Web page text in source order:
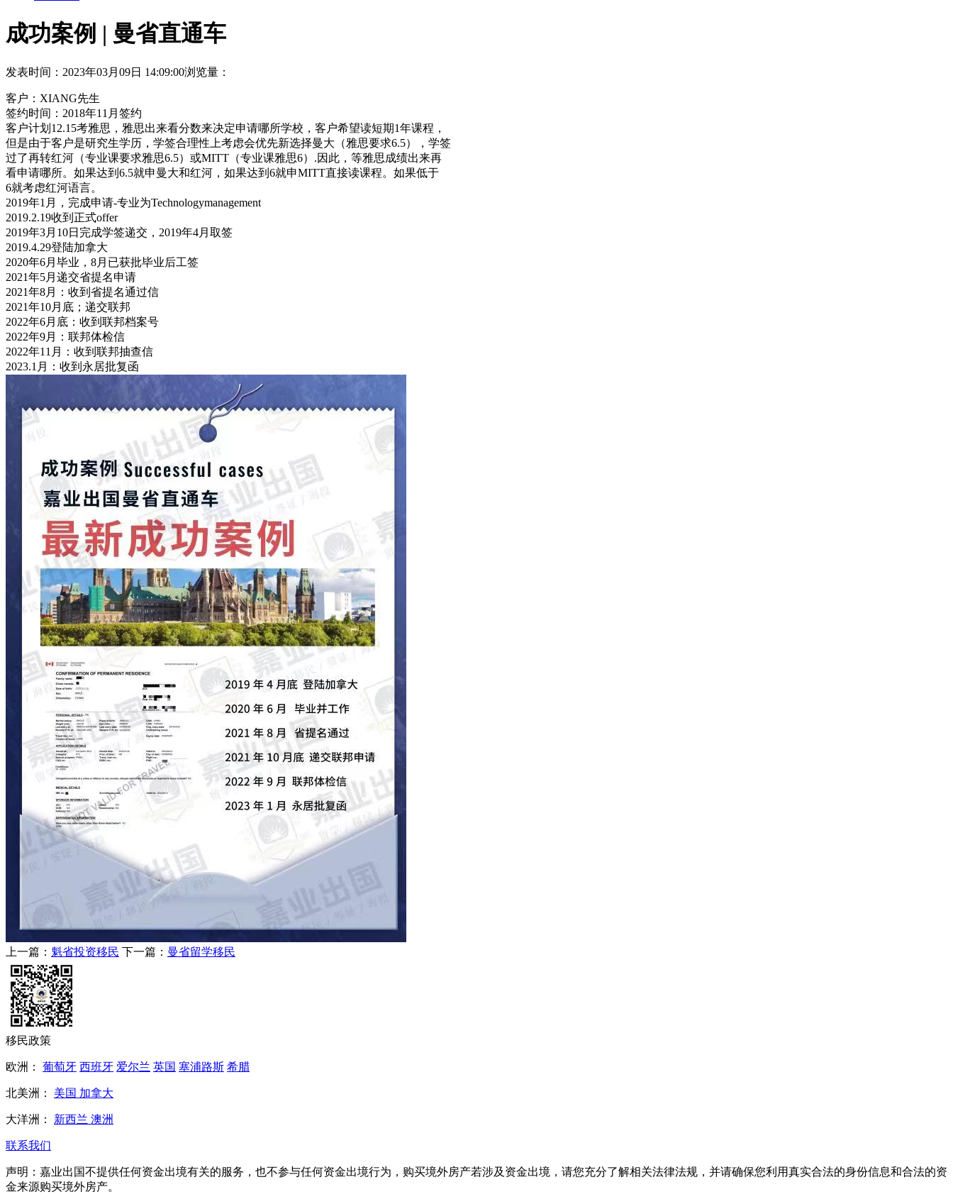
成功案例 | 曼省直通车
发表时间：2023年03月09日 14:09:00浏览量：
客户：XIANG先生
签约时间：2018年11月签约
客户计划12.15考雅思，雅思出来看分数来决定申请哪所学校，客户希望读短期1年课程，
但是由于客户是研究生学历，学签合理性上考虑会优先新选择曼大（雅思要求6.5），学签
过了再转红河（专业课要求雅思6.5）或MITT（专业课雅思6）.因此，等雅思成绩出来再
看申请哪所。如果达到6.5就申曼大和红河，如果达到6就申MITT直接读课程。如果低于
6就考虑红河语言。
2019年1月，完成申请-专业为Technologymanagement
2019.2.19收到正式offer
2019年3月10日完成学签递交，2019年4月取签
2019.4.29登陆加拿大
2020年6月毕业，8月已获批毕业后工签
2021年5月递交省提名申请
2021年8月：收到省提名通过信
2021年10月底；递交联邦
2022年6月底：收到联邦档案号
2022年9月：联邦体检信
2022年11月：收到联邦抽查信
2023.1月：收到永居批复函
上一篇： 魁省投资移民 下一篇： 曼省留学移民
移民政策
欧洲： 葡萄牙 西班牙 爱尔兰 英国 塞浦路斯 希腊
北美洲： 美国 加拿大
大洋洲： 新西兰 澳洲
联系我们
声明： 嘉业出国不提供任何资金出境有关的服务，也不参与任何资金出境行为，购买境外房产若涉及资金出境，请您充分了解相关法律法规，并请确保您利用真实合法的身份信息和合法的资
金来源购买境外房产。